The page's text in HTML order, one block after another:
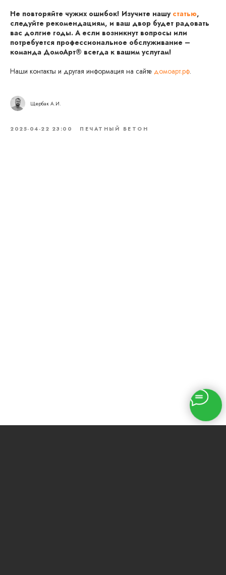
Не повторяйте чужих ошибок! Изучите нашу статью,
следуйте рекомендациям, и ваш двор будет радовать
вас долгие годы. А если возникнут вопросы или
потребуется профессиональное обслуживание –
команда ДомоАрт® всегда к вашим услугам!
Наши контакты и другая информация на сайте домоарт.рф.
Щербак А.И.
2025-04-22 23:00 ПЕЧАТНЫЙ БЕТОН